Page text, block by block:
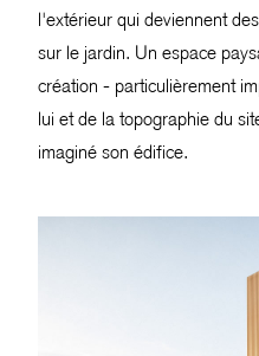
l'extérieur qui deviennent
sur le jardin. Un espace
création - particulièrement
lui et de la topographie du
imaginé son édifice.